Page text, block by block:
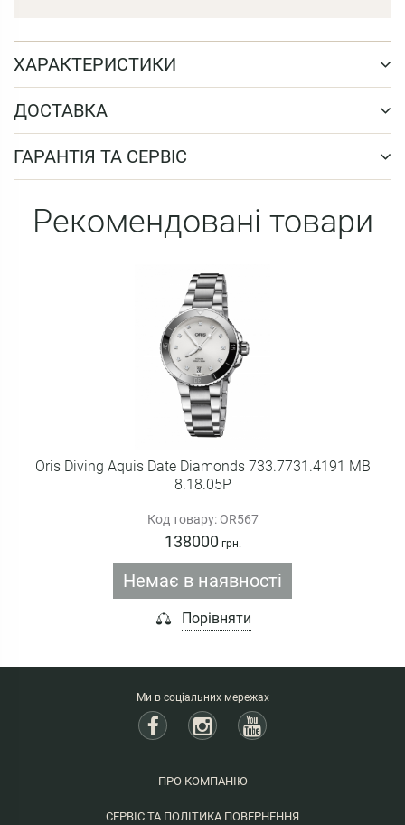
ХАРАКТЕРИСТИКИ
ДОСТАВКА
ГАРАНТІЯ ТА СЕРВІС
Рекомендовані товари
Oris Diving Aquis Date Diamonds 733.7731.4191 MB
8.18.05P
Код товару: OR567
138000 грн.
Немає в наявності
Порівняти
Ми в соціальних мережах
ПРО КОМПАНІЮ
СЕРВІС ТА ПОЛІТИКА ПОВЕРНЕННЯ